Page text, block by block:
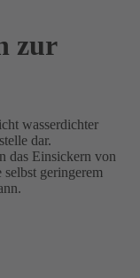
zur
wasserdichter
dar.
das Einsickern von
geringerem